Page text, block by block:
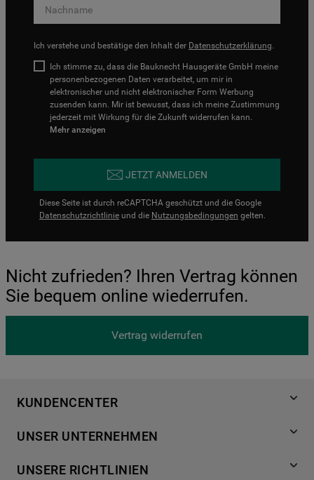
Ich verstehe und bestätige den Inhalt der Datenschutzerklärung.
Ich stimme zu, dass die Bauknecht Hausgeräte GmbH meine
personenbezogenen Daten verarbeitet, um mir in
elektronischer und nicht elektronischer Form Werbung
zusenden kann. Mir ist bewusst, dass ich meine Zustimmung
jederzeit mit Wirkung für die Zukunft widerrufen kann.
Mehr anzeigen
JETZT ANMELDEN
Diese Seite ist durch reCAPTCHA geschützt und die Google
Datenschutzrichtlinie und die Nutzungsbedingungen gelten.
Nicht zufrieden? Ihren Vertrag können
Sie bequem online wiederrufen.
Vertrag widerrufen
KUNDENCENTER
Händlersuche
Häufige Fragen
UNSER UNTERNEHMEN
Für Händler
UNSERE RICHTLINIEN